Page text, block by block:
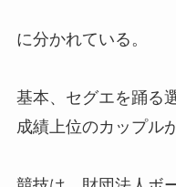
に分かれている。
基本、セグエを踊る
成績上位のカップル